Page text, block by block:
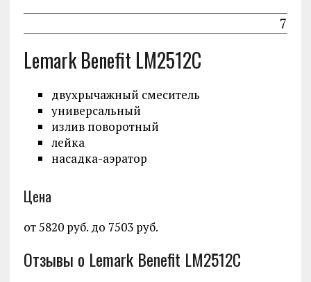
7
Lemark Benefit LM2512C
двухрычажный смеситель
универсальный
излив поворотный
лейка
насадка-аэратор
Цена
от 5820 руб. до 7503 руб.
Отзывы о Lemark Benefit LM2512C